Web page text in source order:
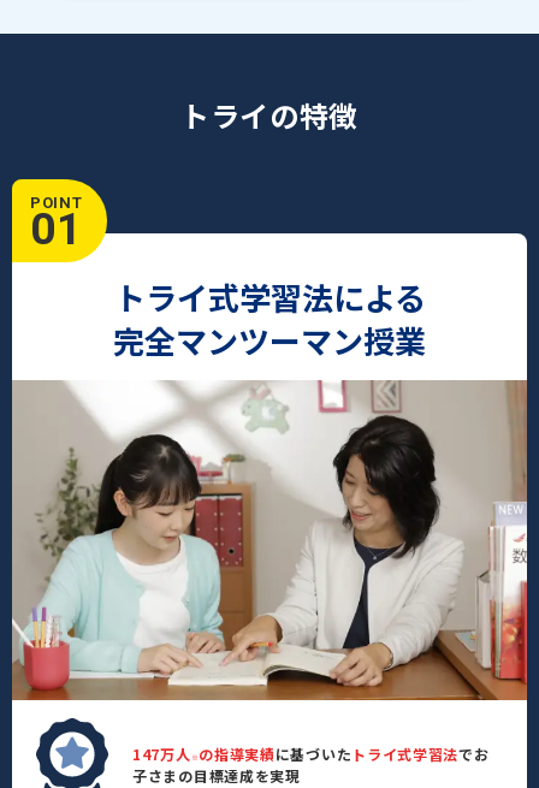
トライの特徴
POINT
01
トライ式学習法による
完全マンツーマン授業
147万人 ※ の指導実績に基づいた トライ式学習法でお
子さまの目標達成を実現